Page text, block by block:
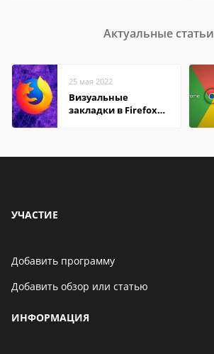
Актуальные статьи
25 мая 2022
Визуальные
закладки в Firefox
УЧАСТИЕ
Добавить программу
Добавить обзор или статью
ИНФОРМАЦИЯ